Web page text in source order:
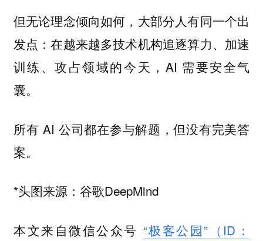
但无论理念倾向如何，大部分人有同一个出
发点：在越来越多技术机构追逐算力、加速
训练、攻占领域的今天，AI 需要安全气
囊。
所有 AI 公司都在参与解题，但没有完美答
案。
*头图来源：谷歌DeepMind
本文来自微信公众号 “极客公园”（ID：